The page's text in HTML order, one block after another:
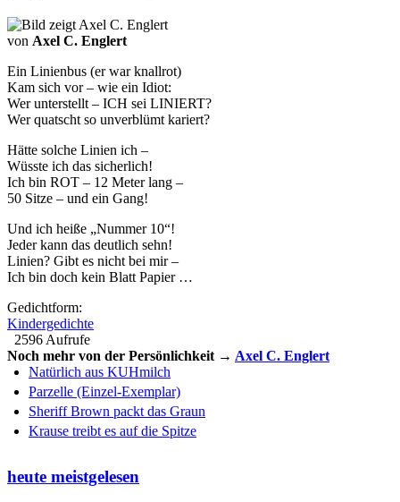
von Axel C. Englert
Ein Linienbus (er war knallrot)
Kam sich vor – wie ein Idiot:
Wer unterstellt – ICH sei LINIERT?
Wer quatscht so unverblümt kariert?
Hätte solche Linien ich –
Wüsste ich das sicherlich!
Ich bin ROT – 12 Meter lang –
50 Sitze – und ein Gang!
Und ich heiße „Nummer 10“!
Jeder kann das deutlich sehn!
Linien? Gibt es nicht bei mir –
Ich bin doch kein Blatt Papier …
Gedichtform:
Kindergedichte
2596 Aufrufe
Noch mehr von der Persönlichkeit → Axel C. Englert
Natürlich aus KUHmilch
Parzelle (Einzel-Exemplar)
Sheriff Brown packt das Graun
Krause treibt es auf die Spitze
heute meistgelesen